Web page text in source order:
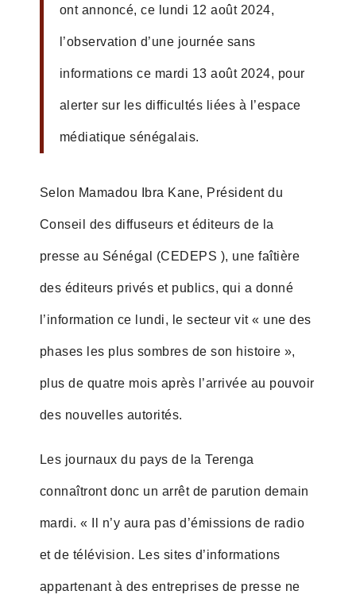
ont annoncé, ce lundi 12 août 2024,
l’observation d’une journée sans
informations ce mardi 13 août 2024, pour
alerter sur les difficultés liées à l’espace
médiatique sénégalais.
Selon Mamadou Ibra Kane, Président du
Conseil des diffuseurs et éditeurs de la
presse au Sénégal (CEDEPS ), une faîtière
des éditeurs privés et publics, qui a donné
l’information ce lundi, le secteur vit « une des
phases les plus sombres de son histoire »,
plus de quatre mois après l’arrivée au pouvoir
des nouvelles autorités.
Les journaux du pays de la Terenga
connaîtront donc un arrêt de parution demain
mardi. « Il n’y aura pas d’émissions de radio
et de télévision. Les sites d’informations
appartenant à des entreprises de presse ne